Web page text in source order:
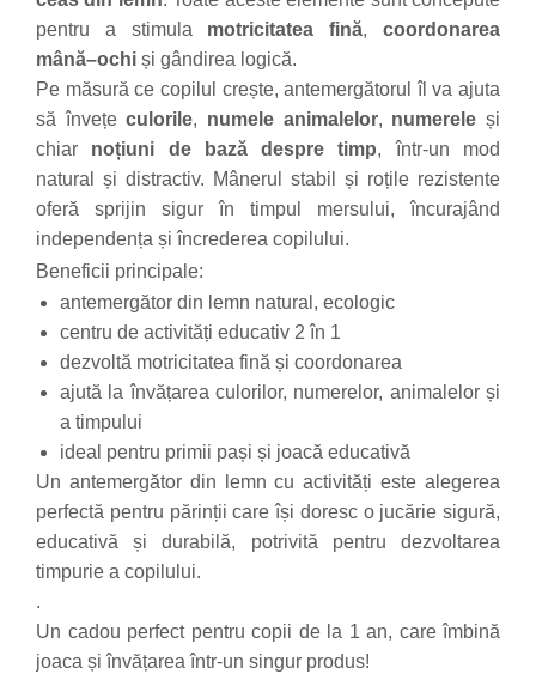
Trefl
Vektory
Viga Toys
Wonderworld
Woody
Zoch
pentru a stimula motricitatea fină,coordonarea
mână–ochi și gândirea logică.
Pe măsură ce copilul crește, antemergătorul îl va ajuta
să învețeculorile, numele animalelor, numerele și
chiar noțiuni de bază despre timp, într-un mod
natural și distractiv. Mânerul stabil și roțile rezistente
oferă sprijin sigur în timpul mersului, încurajând
independența și încrederea copilului.
Beneficii principale:
antemergător din lemn natural, ecologic
centru de activități educativ 2 în 1
dezvoltă motricitatea fină și coordonarea
ajută la învățarea culorilor, numerelor, animalelor și
a timpului
ideal pentru primii pași și joacă educativă
Un antemergător din lemn cu activități este alegerea
perfectă pentru părinții care își doresc o jucărie sigură,
educativă și durabilă, potrivită pentru dezvoltarea
timpurie a copilului.
.
Un cadou perfect pentru copii de la 1 an, care îmbină
joaca și învățarea într-un singur produs!